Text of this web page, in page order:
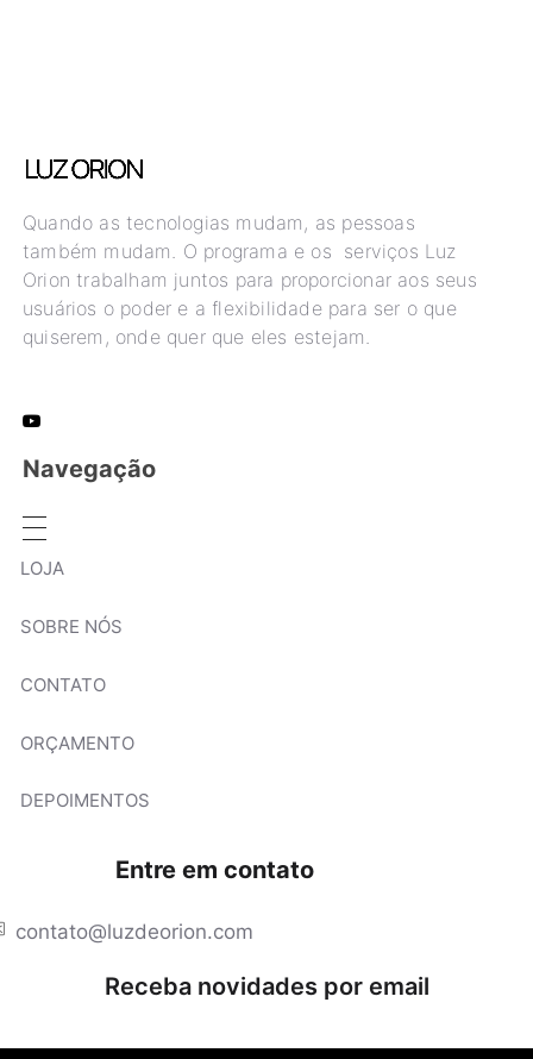
Quando as tecnologias mudam, as pessoas
também mudam. O programa e os serviços Luz
Orion trabalham juntos para proporcionar aos seus
usuários o poder e a flexibilidade para ser o que
quiserem, onde quer que eles estejam.
Navegação
LOJA
SOBRE NÓS
CONTATO
ORÇAMENTO
DEPOIMENTOS
Entre em contato
contato@luzdeorion.com
Receba novidades por email